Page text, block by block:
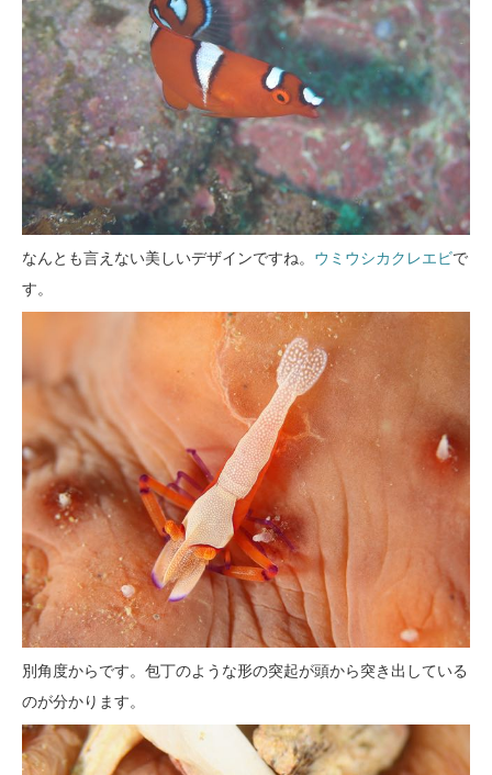
なんとも言えない美しいデザインですね。 ウミウシカクレエビで
す。
別角度からです。包丁のような形の突起が頭から突き出している
のが分かります。